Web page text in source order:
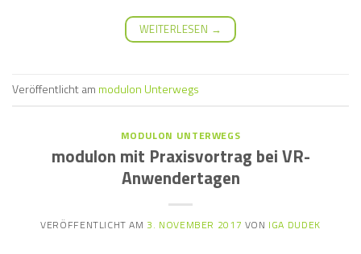
WEITERLESEN →
Veröffentlicht am modulon Unterwegs
MODULON UNTERWEGS
modulon mit Praxisvortrag bei VR-
Anwendertagen
VERÖFFENTLICHT AM 3. NOVEMBER 2017 VON IGA DUDEK